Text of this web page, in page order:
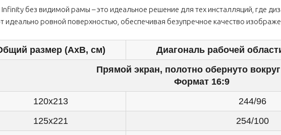
без видимой рамы – это идеальное решение для тех инсталляций, где
ровной поверхностью, обеспечивая безупречное качество
размер (AxB, см) Диагональ рабочей
Прямой экран, полотно обернуто
Формат 16:9
120x213 244/96
125x221 254/100